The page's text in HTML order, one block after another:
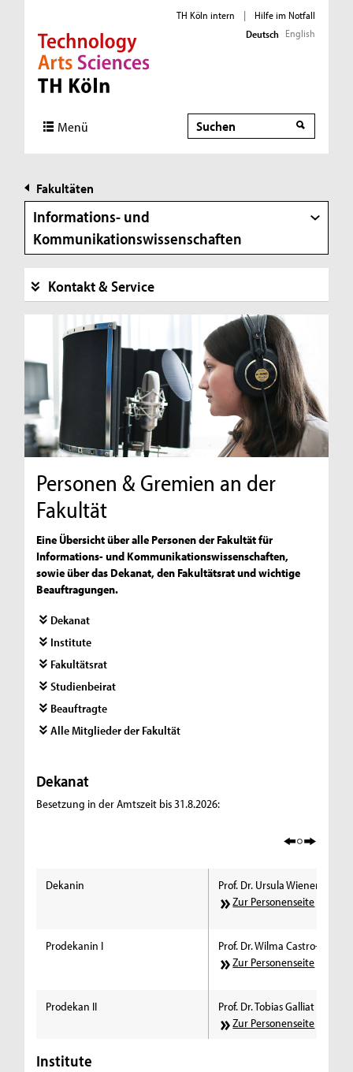
Direkt zur Hauptnavigation
Direkt zur Subnavigation
Direkt zum Inhalt
Direkt zum Fußbereich
TH Köln intern |
Hilfe im Notfall
Deutsch English
Menü Suche
Suche
Fakultäten
Informations- und
Kommunikationswissenschaften
Kontakt & Service
Personen & Gremien an der
Fakultät
Eine Übersicht über alle Personen der Fakultät für
Informations- und Kommunikationswissenschaften,
sowie über das Dekanat, den Fakultätsrat und wichtige
Beauftragungen.
Dekanat
Institute
Fakultätsrat
Studienbeirat
Beauftragte
Alle Mitglieder der Fakultät
Dekanat
Besetzung in der Amtszeit bis 31.8.2026:
Dekanin
Prof. Dr. Ursula Wienen
Zur Personenseite
Prodekanin I
Prof. Dr. Wilma Castro-
Zur Personenseite
Prodekan II
Prof. Dr. Tobias Galliat
Zur Personenseite
Institute